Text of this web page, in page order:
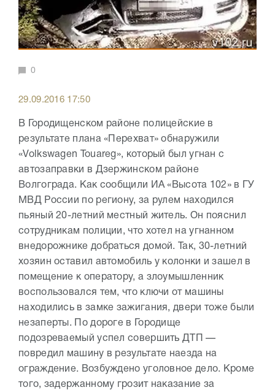
0
29.09.2016 17:50
В Городищенском районе полицейские в
результате плана «Перехват» обнаружили
«Volkswagen Touareg», который был угнан с
автозаправки в Дзержинском районе
Волгограда. Как сообщили ИА «Высота 102» в ГУ
МВД России по региону, за рулем находился
пьяный 20-летний местный житель. Он пояснил
сотрудникам полиции, что хотел на угнанном
внедорожнике добраться домой. Так, 30-летний
хозяин оставил автомобиль у колонки и зашел в
помещение к оператору, а злоумышленник
воспользовался тем, что ключи от машины
находились в замке зажигания, двери тоже были
незаперты. По дороге в Городище
подозреваемый успел совершить ДТП —
повредил машину в результате наезда на
ограждение. Возбуждено уголовное дело. Кроме
того, задержанному грозит наказание за